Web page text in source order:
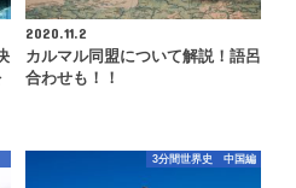
2020.11.2
カルマル同盟について解説！語呂
合わせも！！
3分間世界史 中国編